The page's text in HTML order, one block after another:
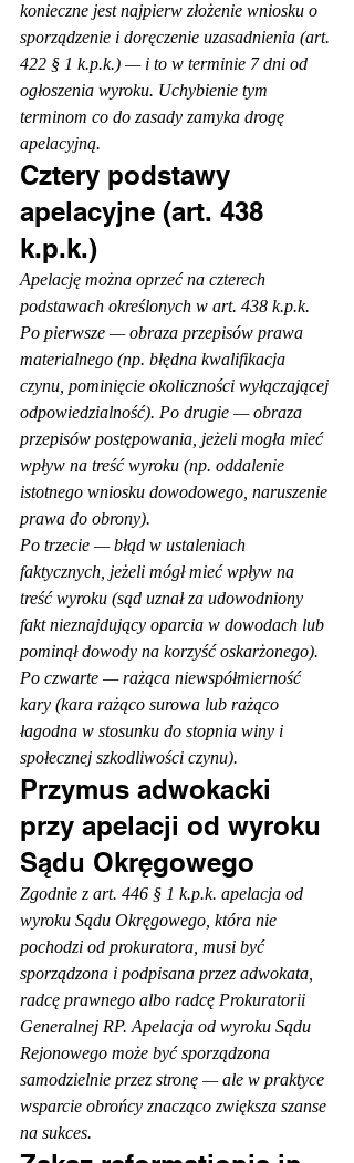
konieczne jest najpierw złożenie wniosku o
sporządzenie i doręczenie uzasadnienia (art.
422 § 1 k.p.k.) — i to w terminie 7 dni od
ogłoszenia wyroku. Uchybienie tym
terminom co do zasady zamyka drogę
apelacyjną.
Cztery podstawy
apelacyjne (art. 438
k.p.k.)
Apelację można oprzeć na czterech
podstawach określonych w art. 438 k.p.k.
Po pierwsze — obraza przepisów prawa
materialnego (np. błędna kwalifikacja
czynu, pominięcie okoliczności wyłączającej
odpowiedzialność). Po drugie — obraza
przepisów postępowania, jeżeli mogła mieć
wpływ na treść wyroku (np. oddalenie
istotnego wniosku dowodowego, naruszenie
prawa do obrony).
Po trzecie — błąd w ustaleniach
faktycznych, jeżeli mógł mieć wpływ na
treść wyroku (sąd uznał za udowodniony
fakt nieznajdujący oparcia w dowodach lub
pominął dowody na korzyść oskarżonego).
Po czwarte — rażąca niewspółmierność
kary (kara rażąco surowa lub rażąco
łagodna w stosunku do stopnia winy i
społecznej szkodliwości czynu).
Przymus adwokacki
przy apelacji od wyroku
Sądu Okręgowego
Zgodnie z art. 446 § 1 k.p.k. apelacja od
wyroku Sądu Okręgowego, która nie
pochodzi od prokuratora, musi być
sporządzona i podpisana przez adwokata,
radcę prawnego albo radcę Prokuratorii
Generalnej RP. Apelacja od wyroku Sądu
Rejonowego może być sporządzona
samodzielnie przez stronę — ale w praktyce
wsparcie obrońcy znacząco zwiększa szanse
na sukces.